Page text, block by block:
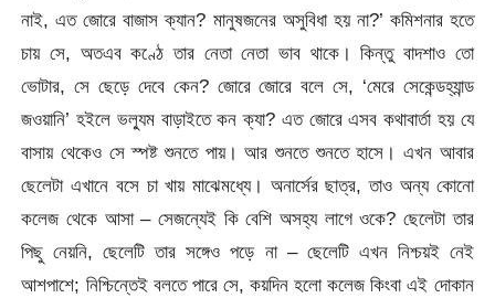
নাই, এত জোরে বাজাস ক্যান? মানুষজনের অসুবিধা হয় না?’ কমিশনার হতে
চায় সে, অতএব কণ্ঠে তার নেতা নেতা ভাব থাকে। কিন্তু বাদশাও তো
ভোটার, সে ছেড়ে দেবে কেন? জোরে জোরে বলে সে, ‘মেরে সেকেন্ডহ্যান্ড
জওয়ানি’ হইলে ভল্যুম বাড়াইতে কন ক্যা? এত জোরে এসব কথাবার্তা হয় যে
বাসায় থেকেও সে স্পষ্ট শুনতে পায়। আর শুনতে শুনতে হাসে। এখন আবার
ছেলেটা এখানে বসে চা খায় মাঝেমধ্যে। অনার্সের ছাত্র, তাও অন্য কোনো
কলেজ থেকে আসা – সেজন্যেই কি বেশি অসহ্য লাগে ওকে? ছেলেটা তার
পিছু নেয়নি, ছেলেটি তার সঙ্গেও পড়ে না – ছেলেটি এখন নিশ্চয়ই নেই
আশপাশে; নিশ্চিন্তেই বলতে পারে সে, কয়দিন হলো কলেজ কিংবা এই দোকান